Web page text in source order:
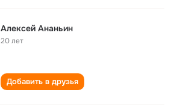
Алексей Ананьин
20 лет
Добавить в друзья